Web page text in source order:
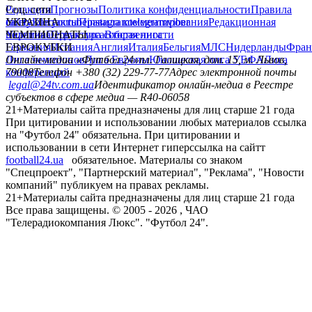
РедакцияПрогнозыПолитика конфиденциальностиПравила
сайтуКонтактыПравила комментированияРедакционная
политикаСтруктура собственности
Соц. сети
facebookxyoutubeinstagramtelegramviber
УКРАИНА
УкраинаПервая лигаВторая лига
ЧЕМПИОНАТЫ
ГерманияИспанияАнглияИталияБельгияМЛСНидерланды
ЕВРОКУБКИ
Лига чемпионовЛига ЕвропыЮношеская лига УЕФАЛига
конференций
Онлайн-медиа «Футбол 24»пл. Галицкая, дом. 15, м. Львов,
79008Телефон +380 (32) 229-77-77Адрес электронной почты
legal@24tv.com.uaИдентификатор онлайн-медиа в Реестре
субъектов в сфере медиа — R40-06058
21+Материалы сайта предназначены для лиц старше 21 года
При цитировании и использовании любых материалов ссылка
на "Футбол 24" обязательна. При цитировании и
использовании в сети Интернет гиперссылка на сайтт
football24.ua
обязательное. Материалы со знаком
"Спецпроект", "Партнерский материал", "Реклама", "Новости
компаний" публикуем на правах рекламы.
21+Материалы сайта предназначены для лиц старше 21 года
Все права защищены. © 2005 - 2026 , ЧАО
"Телерадиокомпания Люкс". "Футбол 24".